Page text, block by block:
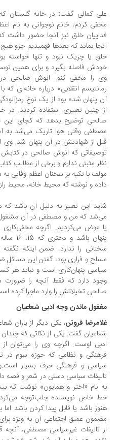
کمالی گفت: در خانه گلستان که دو
کردم، خانم نوجوانی به نام اعظم
خلق نیز آنجا حضور داشت که قرار
بماند که بعدها فهمیدیم جزو هیچ یک از
یا چریک نبود و تنها خواسته بود که
فاصله بگیرد و برای همین توسط
را مخفی کنم. انوش صالحی در
انقلابی» درباره خانه‌ای که با
پنهان شده بود از یک نوع رمزآلودگی
چنین تعبیری استفاده کردند. در حالی
توضیح بدهد که کجای این خانه
وقتی هوا تاریک می‌شد به آنجا
از شهادتش در آن پنهان شد. وی افزود:
که انوش صالحی در کتابش از
مثبتی ندارم و برخی از مطالب کتاب به
با تکیه بر سخنان اعظم وفایی به مساله
و نوشته که محیط خانه، محیط رازآلودی
این تعبیر به دلیل آن باشد که هر گاه
که من و مصطفی در آن مشغول
عوض می‌کردیم. اگرچه مخفی‌کاری لازمه
پنهان باشد و
را ندارد. ضمن اینکه نگفته
و فراری بود، گفتن این مسائل
پنهان‌کاری است و نباید هر کسی را
دارد که فقط آنچه را ضرورت دارد،
تخیلاتش را وارد ماجرا کرده است.
ماندن وجه ادبی شعاعیان
فروتن، یکی دیگر از یاران
گفت: یکی از نکاتی که چندان به
ادبی
و نظامی که حوزه سوم در
و فرهنگی حرف بسیار است.وی
نام «اختر و همایون» نوشت که بیش از
خاص نویسنده جلب‌توجه می‌کرد. البته
باشد یا قابل پیدا کردن باشد اما به
عمیق اجتماعی آن به ویژه برای
تالیفات غیرسیاسی مصطفی، آنچه قدری